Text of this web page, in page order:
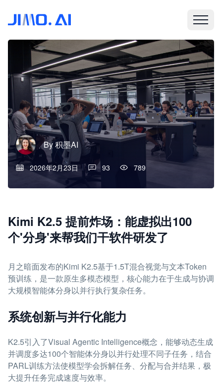
By积墨AI
2026年2月23日 93 789
Kimi K2.5 提前炸场：能虚拟出100
个'分身'来帮我们干软件研发了
月之暗面发布的Kimi K2.5基于1.5T混合视觉与文本Token
预训练，是一款原生多模态模型，核心能力在于生成与协调
大规模智能体分身以并行执行复杂任务。
系统创新与并行化能力
K2.5引入了Visual Agentic Intelligence概念，能够动态生成
并调度多达100个智能体分身以并行处理不同子任务，结合
PARL训练方法使模型学会拆解任务、分配与合并结果，极
大提升任务完成速度与效率。